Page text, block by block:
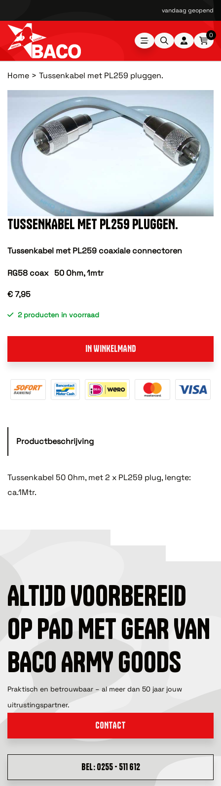
vandaag geopend
0
Home Tussenkabel met PL259 pluggen.
TUSSENKABEL MET PL259 PLUGGEN.
Tussenkabel met PL259 coaxiale connectoren
RG58 coax 50 Ohm, 1mtr
€ 7,95
2 producten in voorraad
IN WINKELMAND
Productbeschrijving
Tussenkabel 50 Ohm, met 2 x PL259 plug, lengte:
ca.1Mtr.
ALTIJD VOORBEREID
OP PAD MET GEAR VAN
BACO ARMY GOODS
Praktisch en betrouwbaar – al meer dan 50 jaar jouw
uitrustingspartner.
CONTACT
BEL: 0255 - 511 612